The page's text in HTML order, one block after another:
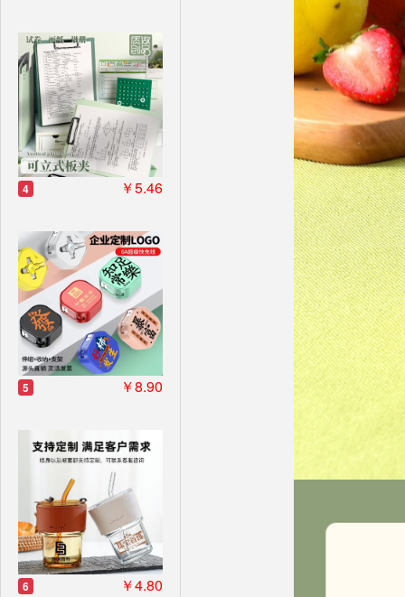
4 ￥5.46
5 ￥8.90
6 ￥4.80